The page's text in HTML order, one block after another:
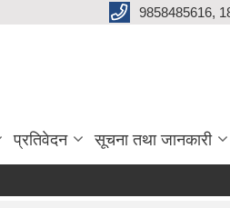
9858485616,
प्रतिवेदन सूचना तथा जानकारी